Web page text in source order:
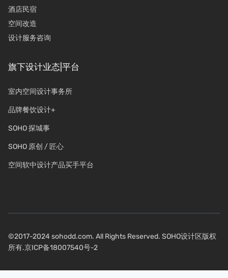
酒店民宿
空间改造
设计服务咨询
旗下设计业态|平台
室内空间设计事务所
品牌餐饮设计+
SOHO 探城事
SOHO 原创 / 匠心
空间软中设计产品买手平台
©2017-2024 sohodd.com. All Rights Reserved. SOHO设计区版权
所有.京ICP备18007540号-2